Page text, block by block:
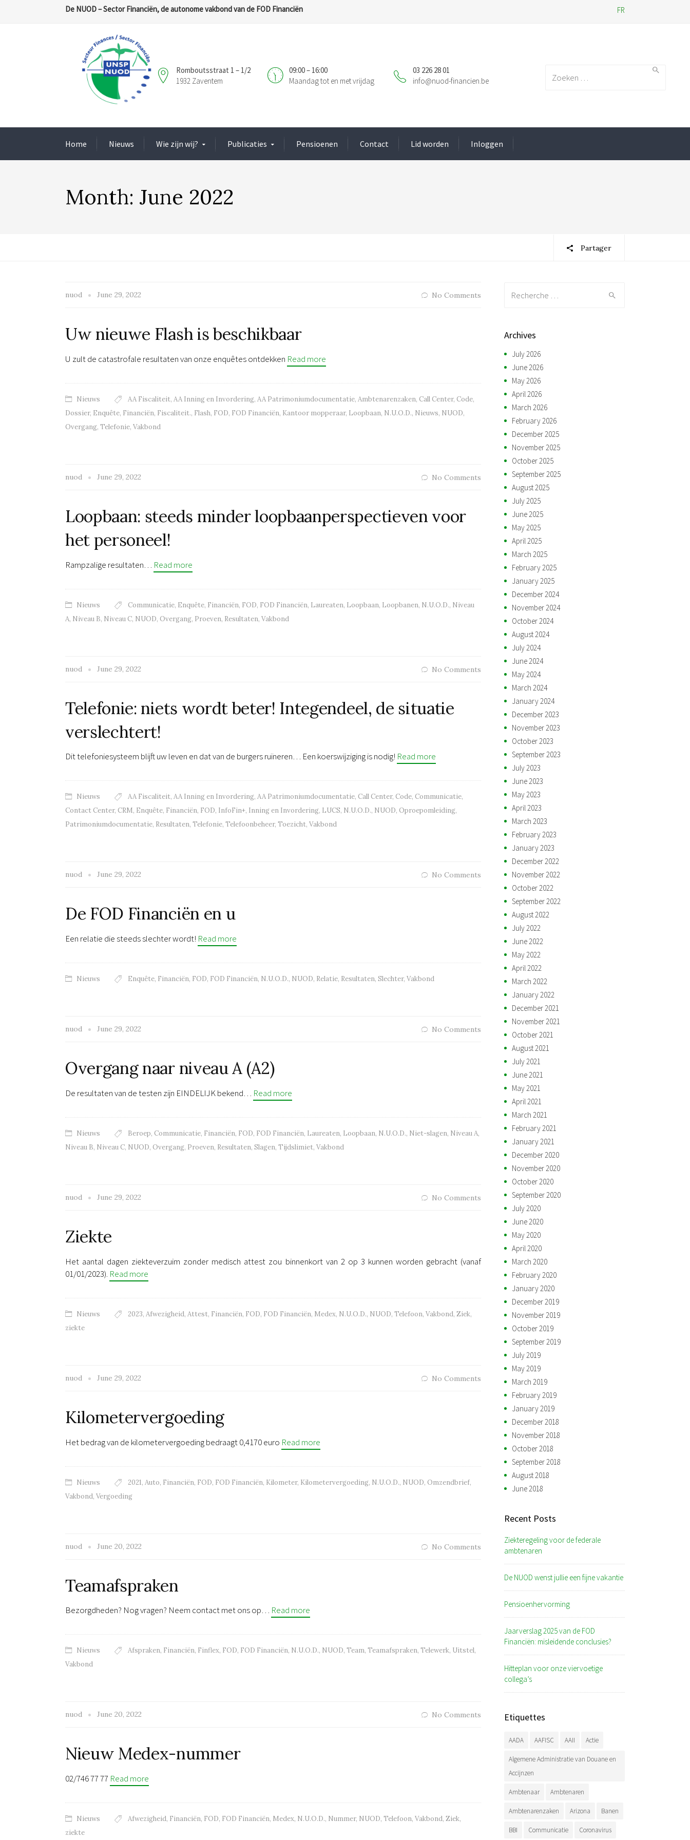
De NUOD – Sector Financiën, de autonome vakbond van de FOD Financiën FR
03 226 28 01
info@nuod-financien.be
09:00 – 16:00
Maandag tot en met vrijdag
Romboutsstraat 1 – 1/2
1932 Zaventem
Home Nieuws Wie zijn wij? Publicaties Pensioenen Contact Lid worden Inloggen
Month: June 2022
Partager
nuod June 29, 2022 No Comments
Uw nieuwe Flash is beschikbaar
U zult de catastrofale resultaten van onze enquêtes ontdekken Read more
Nieuws AA Fiscaliteit, AA Inning en Invordering, AA Patrimoniumdocumentatie, Ambtenarenzaken, Call Center, Code,
Dossier, Enquête, Financiën, Fiscaliteit., Flash, FOD, FOD Financiën, Kantoor mopperaar, Loopbaan, N.U.O.D., Nieuws, NUOD,
Overgang, Telefonie, Vakbond
nuod June 29, 2022 No Comments
Loopbaan: steeds minder loopbaanperspectieven voor
het personeel!
Rampzalige resultaten… Read more
Nieuws Communicatie, Enquête, Financiën, FOD, FOD Financiën, Laureaten, Loopbaan, Loopbanen, N.U.O.D., Niveau
A, Niveau B, Niveau C, NUOD, Overgang, Proeven, Resultaten, Vakbond
nuod June 29, 2022 No Comments
Telefonie: niets wordt beter! Integendeel, de situatie
verslechtert!
Dit telefoniesysteem blijft uw leven en dat van de burgers ruïneren… Een koerswijziging is nodig! Read more
Nieuws AA Fiscaliteit, AA Inning en Invordering, AA Patrimoniumdocumentatie, Call Center, Code, Communicatie,
Contact Center, CRM, Enquête, Financiën, FOD, InfoFin+, Inning en Invordering, LUCS, N.U.O.D., NUOD, Oproepomleiding,
Patrimoniumdocumentatie, Resultaten, Telefonie, Telefoonbeheer, Toezicht, Vakbond
nuod June 29, 2022 No Comments
De FOD Financiën en u
Een relatie die steeds slechter wordt! Read more
Nieuws Enquête, Financiën, FOD, FOD Financiën, N.U.O.D., NUOD, Relatie, Resultaten, Slechter, Vakbond
nuod June 29, 2022 No Comments
Overgang naar niveau A (A2)
De resultaten van de testen zijn EINDELIJK bekend… Read more
Nieuws Beroep, Communicatie, Financiën, FOD, FOD Financiën, Laureaten, Loopbaan, N.U.O.D., Niet-slagen, Niveau A,
Niveau B, Niveau C, NUOD, Overgang, Proeven, Resultaten, Slagen, Tijdslimiet, Vakbond
nuod June 29, 2022 No Comments
Ziekte
Het aantal dagen ziekteverzuim zonder medisch attest zou binnenkort van 2 op 3 kunnen worden gebracht (vanaf
01/01/2023). Read more
Nieuws 2023, Afwezigheid, Attest, Financiën, FOD, FOD Financiën, Medex, N.U.O.D., NUOD, Telefoon, Vakbond, Ziek,
ziekte
nuod June 29, 2022 No Comments
Kilometervergoeding
Het bedrag van de kilometervergoeding bedraagt 0,4170 euro Read more
Nieuws 2021, Auto, Financiën, FOD, FOD Financiën, Kilometer, Kilometervergoeding, N.U.O.D., NUOD, Omzendbrief,
Vakbond, Vergoeding
nuod June 20, 2022 No Comments
Teamafspraken
Bezorgdheden? Nog vragen? Neem contact met ons op… Read more
Nieuws Afspraken, Financiën, Finflex, FOD, FOD Financiën, N.U.O.D., NUOD, Team, Teamafspraken, Telewerk, Uitstel,
Vakbond
nuod June 20, 2022 No Comments
Nieuw Medex-nummer
02/746 77 77 Read more
Nieuws Afwezigheid, Financiën, FOD, FOD Financiën, Medex, N.U.O.D., Nummer, NUOD, Telefoon, Vakbond, Ziek,
ziekte
Archives
July 2026
June 2026
May 2026
April 2026
March 2026
February 2026
December 2025
November 2025
October 2025
September 2025
August 2025
July 2025
June 2025
May 2025
April 2025
March 2025
February 2025
January 2025
December 2024
November 2024
October 2024
August 2024
July 2024
June 2024
May 2024
March 2024
January 2024
December 2023
November 2023
October 2023
September 2023
July 2023
June 2023
May 2023
April 2023
March 2023
February 2023
January 2023
December 2022
November 2022
October 2022
September 2022
August 2022
July 2022
June 2022
May 2022
April 2022
March 2022
January 2022
December 2021
November 2021
October 2021
August 2021
July 2021
June 2021
May 2021
April 2021
March 2021
February 2021
January 2021
December 2020
November 2020
October 2020
September 2020
July 2020
June 2020
May 2020
April 2020
March 2020
February 2020
January 2020
December 2019
November 2019
October 2019
September 2019
July 2019
May 2019
March 2019
February 2019
January 2019
December 2018
November 2018
October 2018
September 2018
August 2018
June 2018
Recent Posts
Ziekteregeling voor de federale
ambtenaren
De NUOD wenst jullie een fijne vakantie
Pensioenhervorming
Jaarverslag 2025 van de FOD
Financiën: misleidende conclusies?
Hitteplan voor onze viervoetige
collega’s
Etiquettes
AADA AAFISC AAII Actie
Algemene Administratie van Douane en
Accijnzen
Ambtenaar Ambtenaren
Ambtenarenzaken Arizona Banen
BBI Communicatie Coronavirus